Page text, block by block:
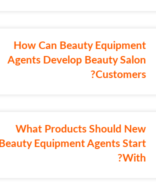
How Can Beauty Equipment
Agents Develop Beauty Salon
Customers?
What Products Should New
Beauty Equipment Agents Start
With?